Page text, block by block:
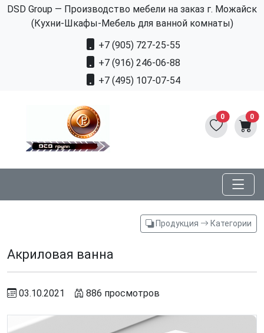
DSD Group — Производство мебели на заказ г. Можайск
(Кухни-Шкафы-Мебель для ванной комнаты)
+7 (905) 727-25-55
+7 (916) 246-06-88
+7 (495) 107-07-54
0 0
Продукция Категории
Акриловая ванна
03.10.2021 886 просмотров